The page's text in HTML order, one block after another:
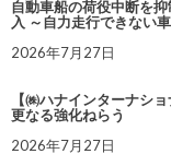
自動車船の荷役中断を
入 ～自力走行できない
2026年7月27日
【㈱ハナインターナシ
更なる強化ねらう
2026年7月27日